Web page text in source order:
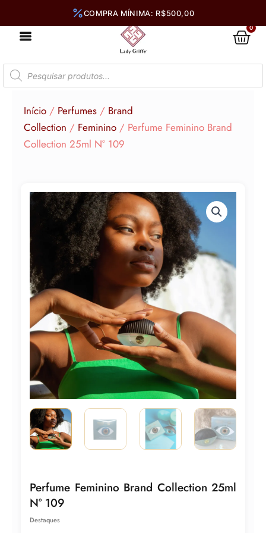
0
Pesquisar
produtos
Início / Perfumes / Brand
Collection / Feminino / Perfume Feminino Brand
Collection 25ml N° 109
Perfume Feminino Brand Collection 25ml
N° 109
Destaques